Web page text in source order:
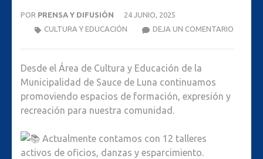
POR PRENSA Y DIFUSIÓN
24 JUNIO, 2025
DEJA UN COMENTARIO
CULTURA Y EDUCACIÓN
Desde el Área de Cultura y Educación de la
Municipalidad de Sauce de Luna continuamos
promoviendo espacios de formación, expresión y
recreación para nuestra comunidad.
Actualmente contamos con 12 talleres
activos de oficios, danzas y esparcimiento.